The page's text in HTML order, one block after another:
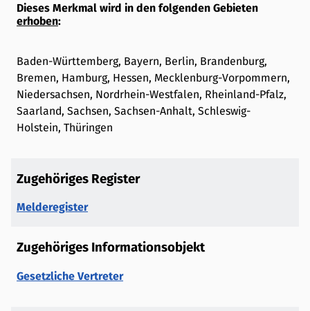
Dieses Merkmal wird in den folgenden Gebieten
erhoben:
Baden-Württemberg, Bayern, Berlin, Brandenburg,
Bremen, Hamburg, Hessen, Mecklenburg-Vorpommern,
Niedersachsen, Nordrhein-Westfalen, Rheinland-Pfalz,
Saarland, Sachsen, Sachsen-Anhalt, Schleswig-
Holstein, Thüringen
Zugehöriges Register
Melderegister
Zugehöriges Informationsobjekt
Gesetzliche Vertreter